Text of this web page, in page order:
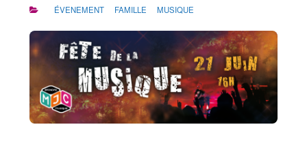
ÉVENEMENT FAMILLE MUSIQUE